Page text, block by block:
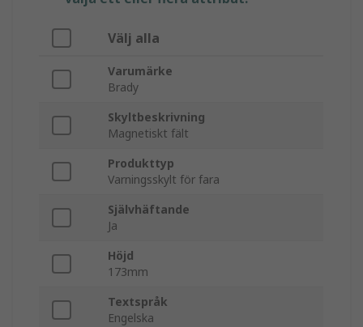
Välj alla
Varumärke
Brady
Skyltbeskrivning
Magnetiskt fält
Produkttyp
Varningsskylt för fara
Självhäftande
Ja
Höjd
173mm
Textspråk
Engelska